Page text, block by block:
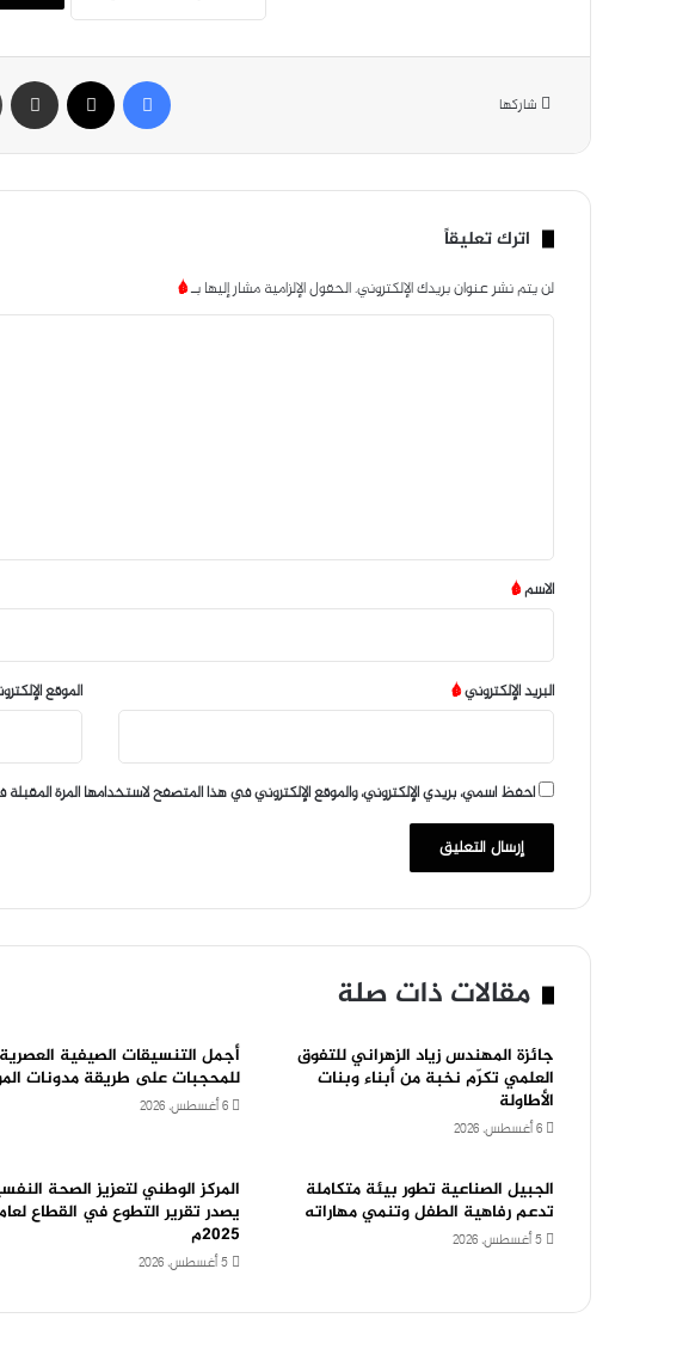
شاركها
اترك تعليقاً
لن يتم نشر عنوان بريدك الإلكتروني.الحقول الإلزامية مشار إليها بـ*
*
الاسم*
البريد الإلكتروني* الموقع
احفظ اسمي، بريدي الإلكتروني، والموقع الإلكتروني في هذا المتصفح لاستخدامها المرة
مقالات ذات صلة
جائزة المهندس زياد الزهراني للتفوق
العلمي تكرّم نخبة من أبناء وبنات
الأطاولة
6 أغسطس، 2026
أجمل التنسيقات الصيفية العصرية
للمحجبات على طريقة مدونات
6 أغسطس، 2026
الجبيل الصناعية تطور بيئة متكاملة
تدعم رفاهية الطفل وتنمي مهاراته
5 أغسطس، 2026
المركز الوطني لتعزيز الصحة
يصدر تقرير التطوع في القطاع
2025م
5 أغسطس، 2026